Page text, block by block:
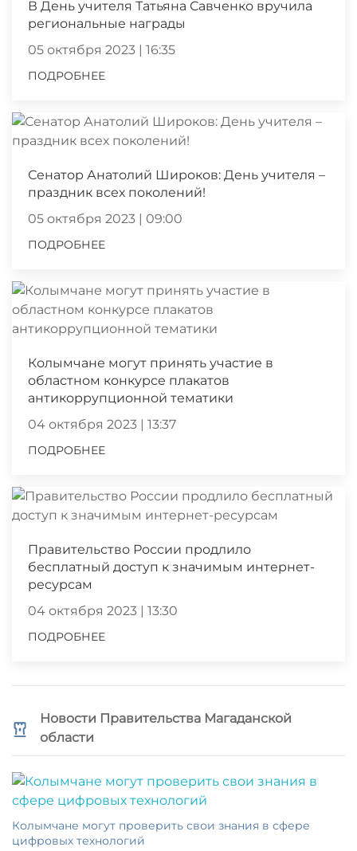
В День учителя Татьяна Савченко вручила
региональные награды
05 октября 2023 | 16:35
ПОДРОБНЕЕ
Сенатор Анатолий Широков: День учителя –
праздник всех поколений!
05 октября 2023 | 09:00
ПОДРОБНЕЕ
Колымчане могут принять участие в
областном конкурсе плакатов
антикоррупционной тематики
04 октября 2023 | 13:37
ПОДРОБНЕЕ
Правительство России продлило
бесплатный доступ к значимым интернет-
ресурсам
04 октября 2023 | 13:30
ПОДРОБНЕЕ
Новости Правительства Магаданской
области
Колымчане могут проверить свои знания в сфере
цифровых технологий